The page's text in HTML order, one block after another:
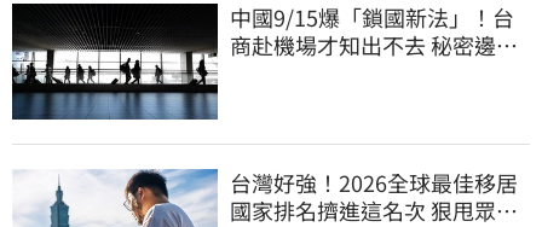
中國9/15爆「鎖國新法」！台
商赴機場才知出不去 秘密邊控
台灣好強！2026全球最佳移居
國家排名擠進這名次 狠甩眾多